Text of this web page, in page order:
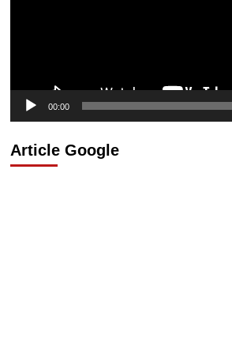
00:00
Article Google